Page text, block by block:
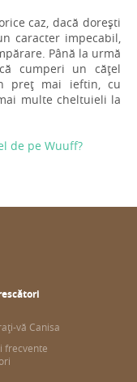
caz, dacă dorești
caracter impecabil,
Până la urmă
cumperi un cățel
preț mai ieftin, cu
multe cheltuieli la
de pe Wuuff?
vă Canisa
frecvente